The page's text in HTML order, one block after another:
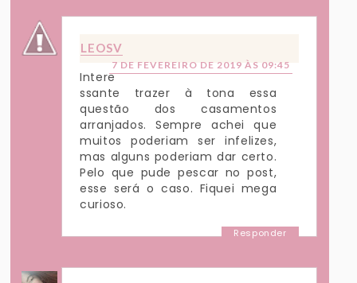
LEOSV
7 DE FEVEREIRO DE 2019 ÀS 09:45
Intere
ssante trazer à tona essa
questão dos casamentos
arranjados. Sempre achei que
muitos poderiam ser infelizes,
mas alguns poderiam dar certo.
Pelo que pude pescar no post,
esse será o caso. Fiquei mega
curioso.
Responder